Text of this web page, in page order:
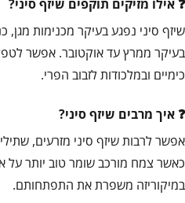
אילו מזיקים תוקפים שיזף סיני?
שיזף סיני נפגע בעיקר מכנימות מגן,
בעיקר ממרץ עד אוקטובר. אפשר
כימיים ובמלכודות לזבוב הפרי.
איך מרבים שיזף סיני?
אפשר לרבות שיזף סיני מזרעים,
כאשר צמח מורכב שומר טוב יותר על
במיקוריזה משפרת את התפתחותם.